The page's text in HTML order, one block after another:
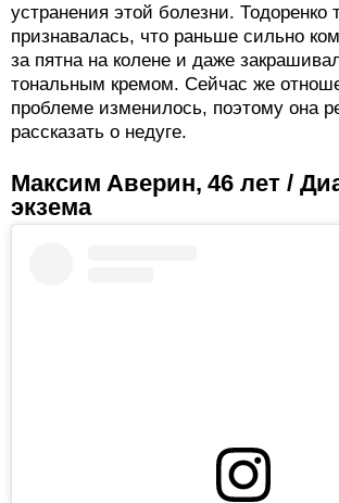
устранения этой болезни. Тодоренко
признавалась, что раньше сильно
за пятна на колене и даже
тональным кремом. Сейчас же
проблеме изменилось, поэтому она
рассказать о недуге.
Максим Аверин, 46 лет /
экзема